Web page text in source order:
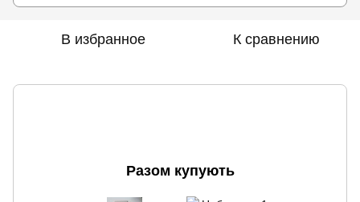
В избранное К сравнению
Разом купують